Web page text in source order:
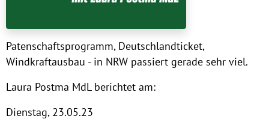
Patenschaftsprogramm, Deutschlandticket,
Windkraftausbau - in NRW passiert gerade sehr viel.
Laura Postma MdL berichtet am:
Dienstag, 23.05.23